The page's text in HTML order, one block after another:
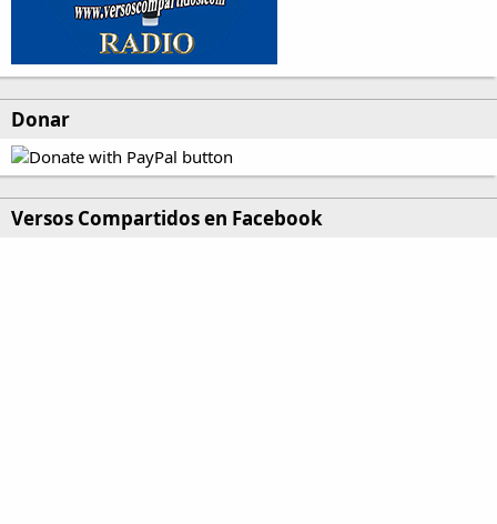
Donar
Versos Compartidos en Facebook